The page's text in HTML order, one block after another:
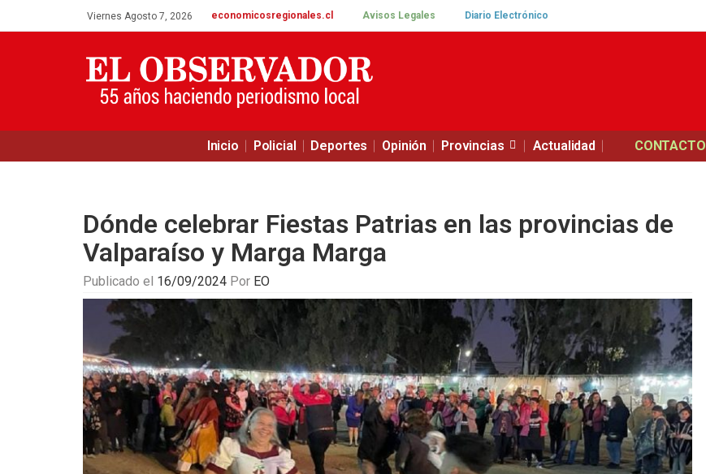
Viernes Agosto 7, 2026 economicosregionales.cl Avisos Legales Diario Electrónico
Inicio Policial Deportes Opinión Provincias Actualidad CONTACTO
Dónde celebrar Fiestas Patrias en las provincias de
Valparaíso y Marga Marga
Publicado el 16/09/2024 Por EO